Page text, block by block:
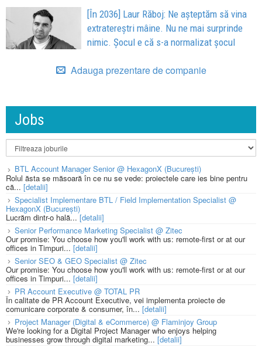
[În 2036] Laur Răboj: Ne așteptăm să vina
extratereștri mâine. Nu ne mai surprinde
nimic. Șocul e că s-a normalizat șocul
Adauga prezentare de companie
Jobs
BTL Account Manager Senior @ HexagonX (București)
Rolul ăsta se măsoară în ce nu se vede: proiectele care ies bine pentru
că... [detalii]
Specialist Implementare BTL / Field Implementation Specialist @
HexagonX (București)
Lucrăm dintr-o hală...[detalii]
Senior Performance Marketing Specialist @ Zitec
Our promise: You choose how you'll work with us: remote-first or at our
offices in Timpuri... [detalii]
Senior SEO & GEO Specialist @ Zitec
Our promise: You choose how you'll work with us: remote-first or at our
offices in Timpuri... [detalii]
PR Account Executive @ TOTAL PR
În calitate de PR Account Executive, vei implementa proiecte de
comunicare corporate & consumer, în... [detalii]
Project Manager (Digital & eCommerce) @ Flaminjoy Group
We're looking for a Digital Project Manager who enjoys helping
businesses grow through digital marketing... [detalii]